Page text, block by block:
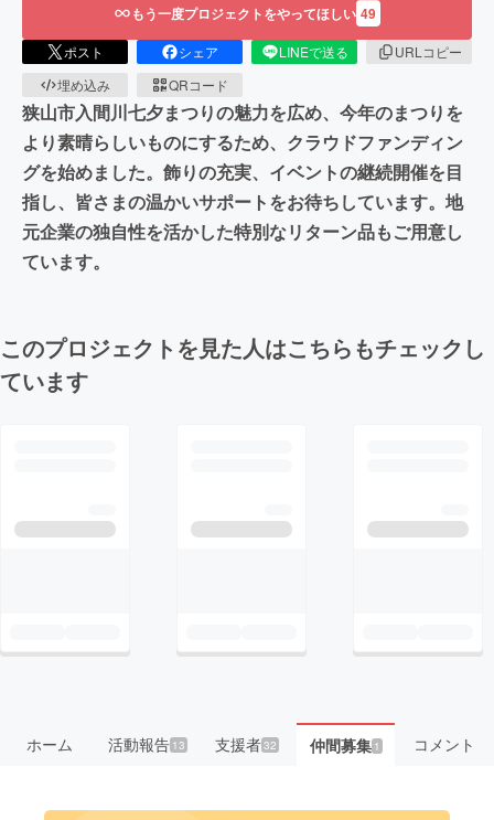
もう一度プロジェクトをやってほしい 49
ポスト シェア LINEで送る
URLコピー
埋め込み
QRコード
狭山市入間川七夕まつりの魅力を広め、今年のまつりを
より素晴らしいものにするため、クラウドファンディン
グを始めました。飾りの充実、イベントの継続開催を目
指し、皆さまの温かいサポートをお待ちしています。地
元企業の独自性を活かした特別なリターン品もご用意し
ています。
このプロジェクトを見た人はこちらもチェックし
ています
ホーム 活動報告13 支援者32 仲間募集 1 コメント